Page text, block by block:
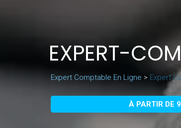
EXPERT-
Expert Comptable En Ligne > Expert-
À PARTIR DE